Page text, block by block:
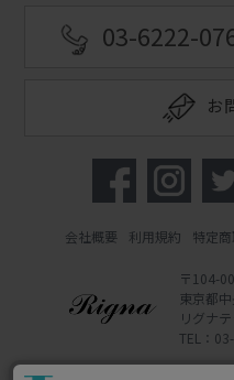
03-6222-
お
会社概要 利用規約 特定
〒104-
東京都
リグナ
TEL：